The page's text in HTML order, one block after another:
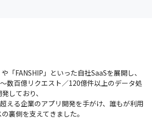
「FANSHIP」といった自社SaaSを展開し、
数百億リクエスト／120億件以上のデータ処
しており、
える企業のアプリ開発を手がけ、誰もが利用
裏側を支えてきました。